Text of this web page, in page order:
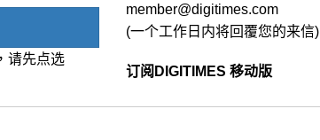
请先点选
member@digitimes.com
(一个工作日内将回覆您的来信)
订阅DIGITIMES 移动版